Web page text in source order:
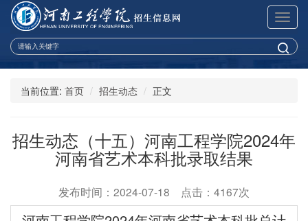
展
开
导
当前位置: 首页 招生动态 正文
招生动态（十五）河南工程学院2024年
河南省艺术本科批录取结果
发布时间：2024-07-18 点击：4167次